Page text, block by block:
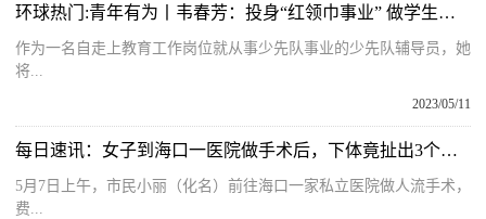
环球热门:青年有为丨韦春芳：投身“红领巾事业” 做学生成长引路人
作为一名自走上教育工作岗位就从事少先队事业的少先队辅导员，她
将...
2023/05/11
每日速讯：女子到海口一医院做手术后，下体竟扯出3个棉签头…
5月7日上午，市民小丽（化名）前往海口一家私立医院做人流手术，
费...